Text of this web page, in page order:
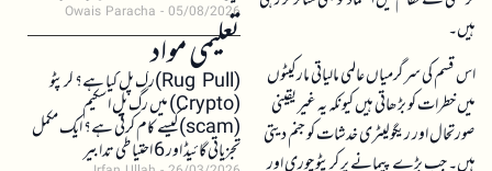
ہیں۔
اس قسم کی سرگرمیاں عالمی مالیاتی مارکیٹوں
میں خطرات کو بڑھاتی ہیں کیونکہ یہ غیر یقینی
صورتحال اور ریگولیٹری خدشات کو جنم دیتی
ہیں۔ جب بڑے پیمانے پر کرپٹو چوری اور
Owais Paracha 05/08/2026
تعلیمی مواد(Rug Pull)رگ پل کیا ہے؟ کرپٹو
(Crypto) میں رگ پل اسکیم
(scam)کیسے کام کرتی ہے؟ ایک مکمل
تجزیاتی گائیڈ اور 6 احتیاطی تدابیر